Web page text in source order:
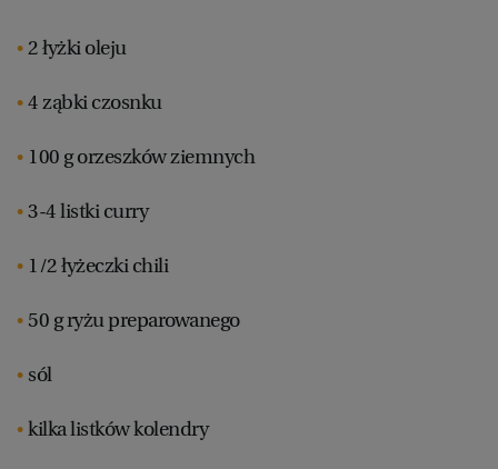
2 łyżki oleju
4 ząbki czosnku
100 g orzeszków ziemnych
3-4 listki curry
1/2 łyżeczki chili
50 g ryżu preparowanego
sól
kilka listków kolendry